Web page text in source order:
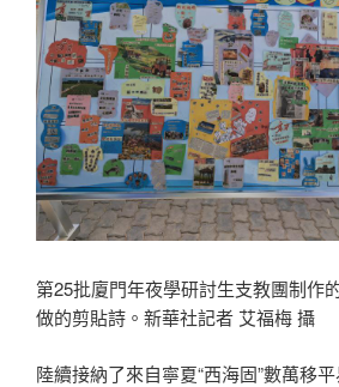
第25批廈門年夜學研討生支教團制作
做的剪貼詩。新華社記者 艾福梅 攝
陸續接納了來自寧夏“西海固”數萬移